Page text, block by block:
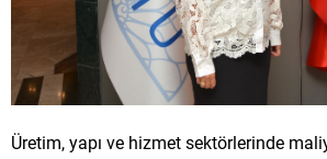
Üretim, yapı ve hizmet sektörlerinde